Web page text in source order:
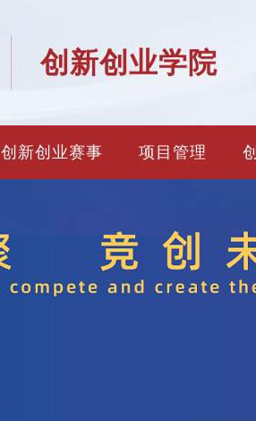
创新创业学院
创新创业赛事 项目管理